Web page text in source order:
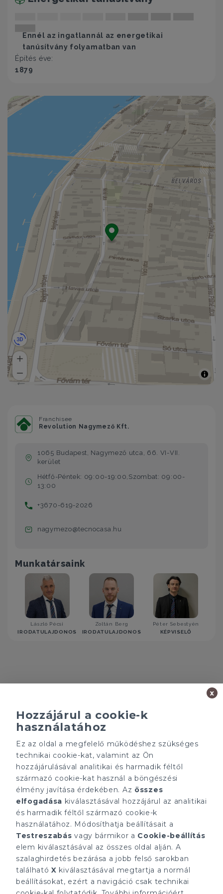
Ennél az ingatlannál az energetikai
tanúsítvány folyamatban van
Építés éve:
1879
Franchisee
Revolution Nagymező Kft.
1065 Budapest, Nagymező utca, 66. VI-VII.
kerület
Hétfő-Péntek: 09:00-19:00,Szombat: 09:00-
13:00
+3670-619-2026
nagymezo@tecnocasa.hu
Munkatársaink
László Pécsi
IRODATULAJDONOS
Zoltán Berg
IRODATULAJDONOS
Péter Sebestyén
KÉPVISELŐ
működik.
ÁRFOLYAM 05/08/2026
EUR 362.34 HUF
Gruppo T.F.M. Szolgáltató
Zrt.
Rólunk
A Tecnocasa csoport
Munkát keresel?
ELÉRHETŐSÉGEINK
tecnocasa.hu
Gruppo T.F.M. Szolgáltató
Zrt.
1068 Budapest, Király
utca 102
info@tecnocasa.hu
Hozzájárul a cookie-k
használatához
Ez az oldal a megfelelő működéshez szükséges
technikai cookie-kat, valamint az Ön
hozzájárulásával analitikai és harmadik féltől
származó cookie-kat használ a böngészési
élmény javítása érdekében. Az összes
elfogadása kiválasztásával hozzájárul az analitikai
és harmadik féltől származó cookie-k
használatához. Módosíthatja beállításait a
Testreszabás vagy bármikor a Cookie-beállítás
elem kiválasztásával az összes oldal alján. A
szalaghirdetés bezárása a jobb felső sarokban
található X kiválasztásával megtartja a normál
beállításokat, ezért a navigáció csak technikai
x